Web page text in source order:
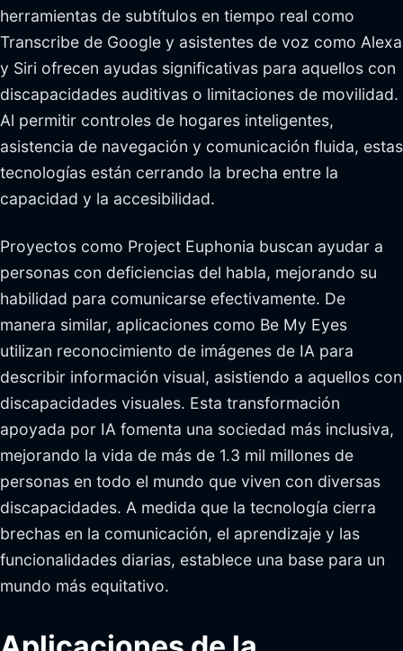
herramientas de subtítulos en tiempo real como
Transcribe de Google y asistentes de voz como Alexa
y Siri ofrecen ayudas significativas para aquellos con
discapacidades auditivas o limitaciones de movilidad.
Al permitir controles de hogares inteligentes,
asistencia de navegación y comunicación fluida, estas
tecnologías están cerrando la brecha entre la
capacidad y la accesibilidad.
Proyectos como Project Euphonia buscan ayudar a
personas con deficiencias del habla, mejorando su
habilidad para comunicarse efectivamente. De
manera similar, aplicaciones como Be My Eyes
utilizan reconocimiento de imágenes de IA para
describir información visual, asistiendo a aquellos con
discapacidades visuales. Esta transformación
apoyada por IA fomenta una sociedad más inclusiva,
mejorando la vida de más de 1.3 mil millones de
personas en todo el mundo que viven con diversas
discapacidades. A medida que la tecnología cierra
brechas en la comunicación, el aprendizaje y las
funcionalidades diarias, establece una base para un
mundo más equitativo.